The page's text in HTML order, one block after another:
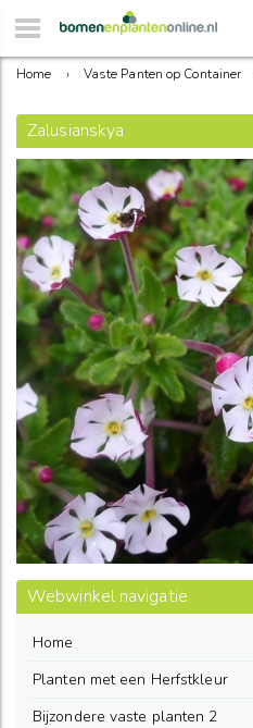
Home › Vaste Panten op Container
Zalusianskya
Webwinkel navigatie
Home
Planten met een Herfstkleur
Bijzondere vaste planten 2